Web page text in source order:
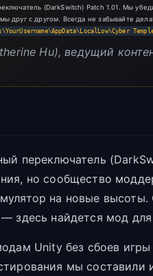
(DarkSwitch) Patch 1.01. Мы
друг с другом. Всегда не забывайте
Hu), ведущий
переключатель
но сообщество
на новые
здесь найдется мод для
Unity без сбоев
мы